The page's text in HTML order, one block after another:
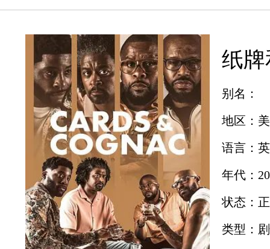
纸
别名：
地区：
语言：
年代：
状态：
类型：